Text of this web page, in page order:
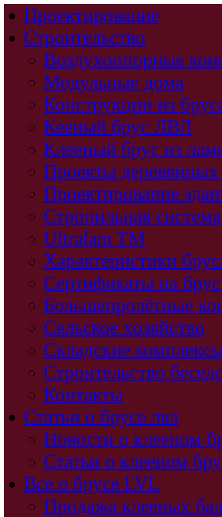
Проектирование
Строительство
Воздухоопорные
Модульные дома
Конструкции из
Кееный брус ЛВЛ
Клееный брус из
Проекты
Проектирование
Стропильная система
Ultralam TM
Характеристики
Сертификаты на
Большепролётные
Сельское хозяйство
Складские
Строительство
Контакты
Статьи о брусе лвл
Новости о клееном
Статьи о клееном
Все о брусе LVL
Продажа клееных